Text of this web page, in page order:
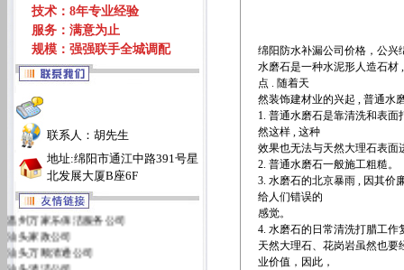
技术：8年专业经验
服务：满意为止
规模：强强联手全城调配
联系人：胡先生
地址:绵阳市通江中路391号星
北发展大厦B座6F
温州万家乐保洁服务公司
汕头家政公司
汕头万顺清通公司
汕头清洁公司
绵阳防水补漏公司价格 ，公兴
水磨石是一种水泥形人造石材
点 . 随着天
然装饰建材业的兴起 , 普通水
1. 普通水磨石是靠清洗和表
然这样 , 这种
效果也无法与天然大理石表面
2. 普通水磨石一般施工粗糙。
3. 水磨石的北京暴雨 , 因其价
给人们错误的
感觉。
4. 水磨石的日常清洗打腊工作
天然大理石、花岗岩虽然也
业价值，因此，